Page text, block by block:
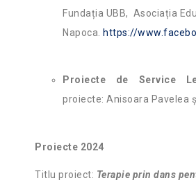
Fundația UBB, Asociația
Napoca. https://
Proiecte de Service
proiecte: Anisoara Pavelea
Proiecte 2024
Titlu proiect: Terapie prin dans